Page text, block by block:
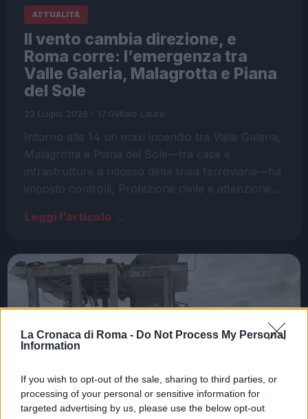
La Cronaca di Roma - Do Not Process My Personal
Information
If you wish to opt-out of the sale, sharing to third parties, or
processing of your personal or sensitive information for
targeted advertising by us, please use the below opt-out
ATTUALITÀ
Il vento cambia direzione, e
Roma corre: l’emergenza tra
Valle Galeria, Malagrotta e Piana
del Sole
23 Luglio 2026 - 17:09Italo Lauro
Intorno alle 14 un maxi incendio tra Valle Galeria,
Malagrotta e Piana del Sole—tra case e
infrastrutture a ridosso della linea ferroviaria—ha
imposto controlli, Protezione civile e attenzione…
Leggi l’articolo →